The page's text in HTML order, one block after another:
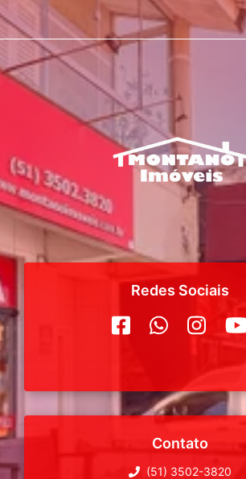
Redes Sociais
Contato
(51) 3502-3820